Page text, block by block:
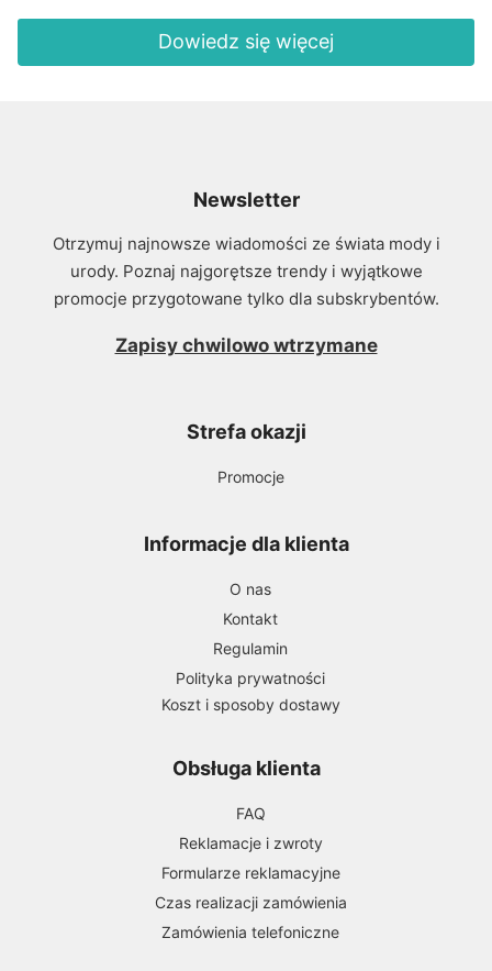
Dowiedz się więcej
Newsletter
Otrzymuj najnowsze wiadomości ze świata mody i
urody. Poznaj najgorętsze trendy i wyjątkowe
promocje przygotowane tylko dla subskrybentów.
Zapisy chwilowo wtrzymane
Strefa okazji
Promocje
Informacje dla klienta
O nas
Kontakt
Regulamin
Polityka prywatności
Koszt i sposoby dostawy
Obsługa klienta
FAQ
Reklamacje i zwroty
Formularze reklamacyjne
Czas realizacji zamówienia
Zamówienia telefoniczne